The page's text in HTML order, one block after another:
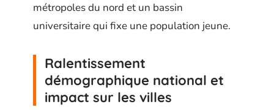
métropoles du nord et un bassin
universitaire qui fixe une population jeune.
Ralentissement
démographique national et
impact sur les villes